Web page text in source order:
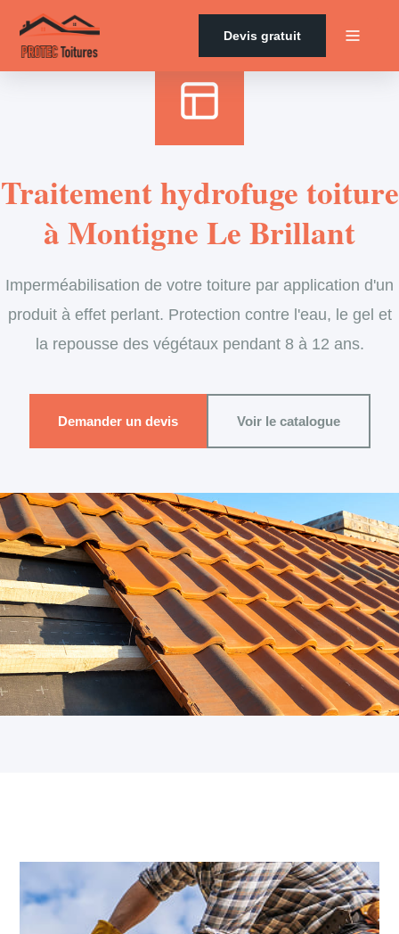
Devis gratuit
Traitement hydrofuge toiture
à Montigne Le Brillant
Imperméabilisation de votre toiture par application d'un
produit à effet perlant. Protection contre l'eau, le gel et
la repousse des végétaux pendant 8 à 12 ans.
Demander un devis Voir le catalogue